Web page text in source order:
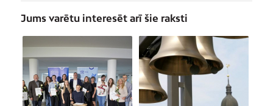
Jums varētu interesēt arī šie raksti